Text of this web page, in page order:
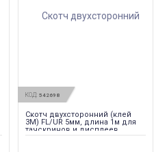
КОД: 542698
Скотч двухсторонний (клей
3M) FL/UR 5мм, длина 1м для
тачскринов и дисплеев